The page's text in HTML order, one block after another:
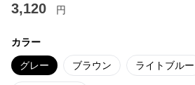
3,120 円
カラー
グレー ブラウン ライトブルー